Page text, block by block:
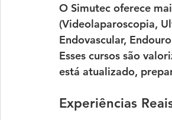
O Simutec oferece
(Videolaparoscopia,
Endovascular,
Esses cursos são
está atualizado,
Experiências